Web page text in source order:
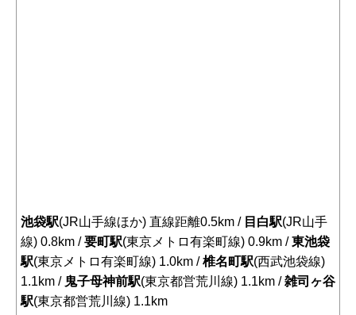
池袋駅(JR山手線ほか) 直線距離0.5km / 目白駅(JR山手
線) 0.8km /要町駅(東京メトロ有楽町線) 0.9km /東池袋
駅(東京メトロ有楽町線) 1.0km /椎名町駅(西武池袋線)
1.1km / 鬼子母神前駅(東京都営荒川線) 1.1km /雑司ヶ谷
駅(東京都営荒川線) 1.1km